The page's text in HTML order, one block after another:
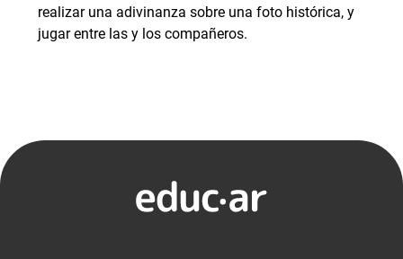
realizar una adivinanza sobre una foto histórica, y
jugar entre las y los compañeros.